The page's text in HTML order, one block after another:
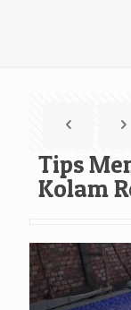
Tips
Kolam